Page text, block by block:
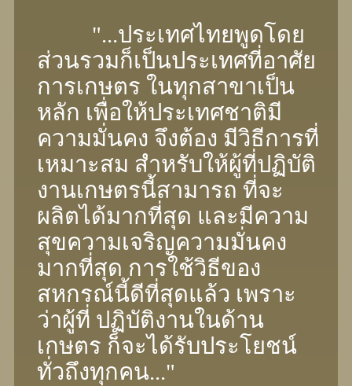
"...ประเทศไทยพูดโดย
ส่วนรวมก็เป็นประเทศที่อาศัย
การเกษตร ในทุกสาขาเป็น
หลัก เพื่อให้ประเทศชาติมี
ความมั่นคง จึงต้อง มีวิธีการที่
เหมาะสม สําหรับให้ผู้ที่ปฏิบัติ
งานเกษตรนี้สามารถ ที่จะ
ผลิตได้มากที่สุด และมีความ
สุขความเจริญความมั่นคง
มากที่สุด การใช้วิธีของ
สหกรณ์นี้ดีที่สุดแล้ว เพราะ
ว่าผู้ที่ ปฏิบัติงานในด้าน
เกษตร ก็จะได้รับประโยชน์
ทั่วถึงทุกคน..."